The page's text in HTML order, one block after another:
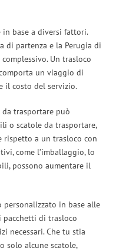
base a diversi fattori.
di partenza e la Perugia di
Un trasloco
un viaggio di
il costo del servizio.
trasportare può
o scatole da trasportare,
rispetto a un trasloco con
come l’imballaggio, lo
possono aumentare il
in base alle
pacchetti di trasloco
necessari. Che tu stia
solo alcune scatole,